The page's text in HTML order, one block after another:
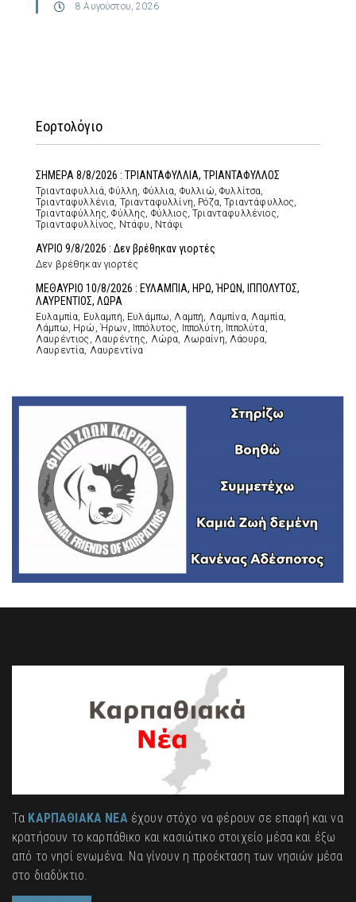
8 Αυγούστου, 2026
Εορτολόγιο
ΣΗΜΕΡΑ 8/8/2026 : ΤΡΙΑΝΤΑΦΥΛΛΙΑ, ΤΡΙΑΝΤΑΦΥΛΛΟΣ
Τριανταφυλλιά, Φύλλη, Φύλλια, Φυλλιώ, Φυλλίτσα,
Τριανταφυλλένια, Τριανταφυλλίνη, Ρόζα, Τριαντάφυλλος,
Τριανταφύλλης, Φύλλης, Φύλλιος, Τριανταφυλλένιος,
Τριανταφυλλίνος, Ντάφυ, Ντάφι
ΑΥΡΙΟ 9/8/2026 : Δεν βρέθηκαν γιορτές
Δεν βρέθηκαν γιορτές
ΜΕΘΑΥΡΙΟ 10/8/2026 : ΕΥΛΑΜΠΙΑ, ΗΡΩ, ΉΡΩΝ, ΙΠΠΟΛΥΤΟΣ,
ΛΑΥΡΕΝΤΙΟΣ, ΛΩΡΑ
Ευλαμπία, Ευλαμπή, Ευλάμπω, Λαμπή, Λαμπίνα, Λαμπία,
Λάμπω, Ηρώ, Ήρων, Ιππόλυτος, Ιππολύτη, Ιππολύτα,
Λαυρέντιος, Λαυρέντης, Λώρα, Λωραίνη, Λάουρα,
Λαυρεντία, Λαυρεντίνα
Τα ΚΑΡΠΑΘΙΑΚΑ ΝΕΑέχουν στόχο να φέρουν σε επαφή και να
κρατήσουν το καρπάθικο και κασιώτικο στοιχείο μέσα και έξω
από το νησί ενωμένα. Να γίνουν η προέκταση των νησιών μέσα
στο διαδύκτιο.